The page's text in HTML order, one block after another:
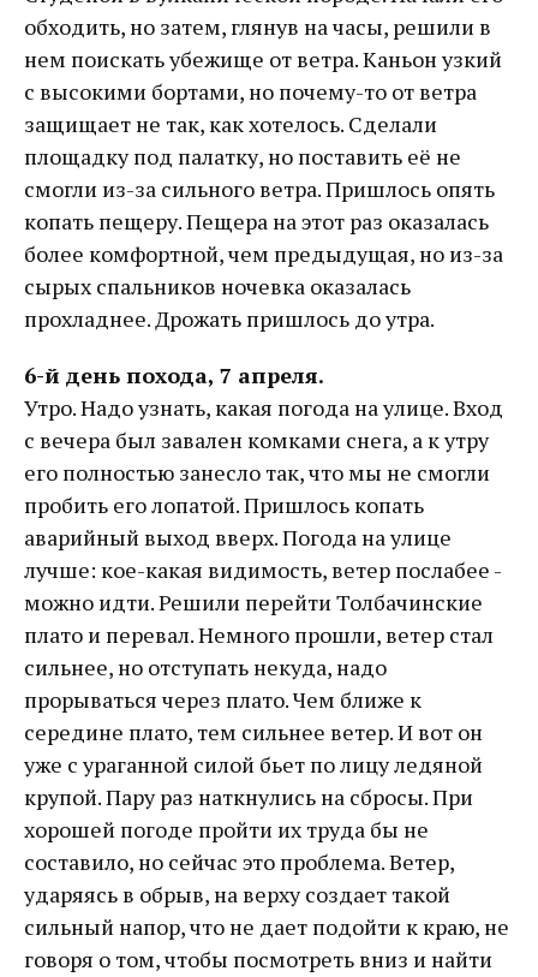
обходить, но затем, глянув на часы, решили в
нем поискать убежище от ветра. Каньон узкий
с высокими бортами, но почему-то от ветра
защищает не так, как хотелось. Сделали
площадку под палатку, но поставить её не
смогли из-за сильного ветра. Пришлось опять
копать пещеру. Пещера на этот раз оказалась
более комфортной, чем предыдущая, но из-за
сырых спальников ночевка оказалась
прохладнее. Дрожать пришлось до утра.
6-й день похода, 7 апреля.
Утро. Надо узнать, какая погода на улице. Вход
с вечера был завален комками снега, а к утру
его полностью занесло так, что мы не смогли
пробить его лопатой. Пришлось копать
аварийный выход вверх. Погода на улице
лучше: кое-какая видимость, ветер послабее -
можно идти. Решили перейти Толбачинские
плато и перевал. Немного прошли, ветер стал
сильнее, но отступать некуда, надо
прорываться через плато. Чем ближе к
середине плато, тем сильнее ветер. И вот он
уже с ураганной силой бьет по лицу ледяной
крупой. Пару раз наткнулись на сбросы. При
хорошей погоде пройти их труда бы не
составило, но сейчас это проблема. Ветер,
ударяясь в обрыв, на верху создает такой
сильный напор, что не дает подойти к краю, не
говоря о том, чтобы посмотреть вниз и найти